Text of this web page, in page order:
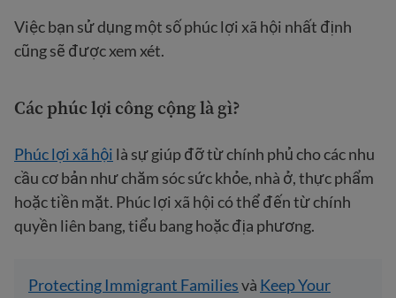
Việc bạn sử dụng một số phúc lợi xã hội nhất định
cũng sẽ được xem xét.
Các phúc lợi công cộng là gì?
Phúc lợi xã hội là sự giúp đỡ từ chính phủ cho các nhu
cầu cơ bản như chăm sóc sức khỏe, nhà ở, thực phẩm
hoặc tiền mặt. Phúc lợi xã hội có thể đến từ chính
quyền liên bang, tiểu bang hoặc địa phương.
Protecting Immigrant Familiesvà Keep Your